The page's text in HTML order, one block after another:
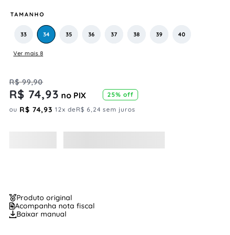
TAMANHO
33 34 35 36 37 38 39 40
Ver mais 8
R$ 99,90
R$ 74,93 no PIX 25% off
ou R$ 74,93 12x deR$ 6, 24 sem juros
Produto original
Acompanha nota fiscal
Baixar manual